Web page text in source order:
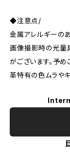
◆注意点/
金属アレルギーの
画像撮影時の光量
がございます。予め
革特有の色ムラや